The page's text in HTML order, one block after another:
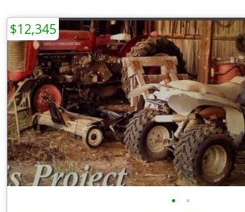
• •
$12,345